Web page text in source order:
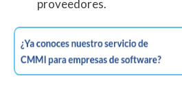
proveedores.